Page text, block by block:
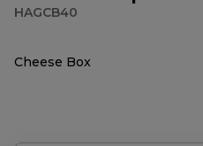
HAGCB40
Cheese Box